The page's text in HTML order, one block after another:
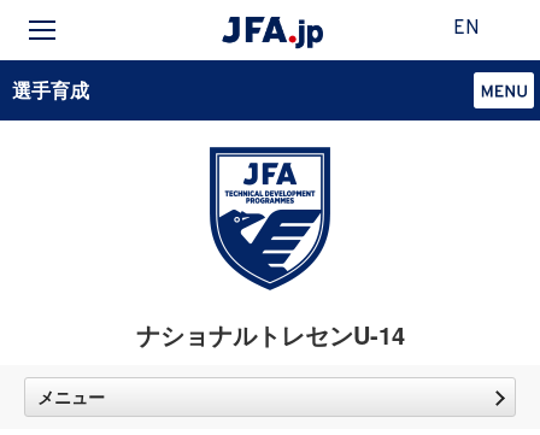
EN
選手育成
ナショナルトレセンU-14
メニュー